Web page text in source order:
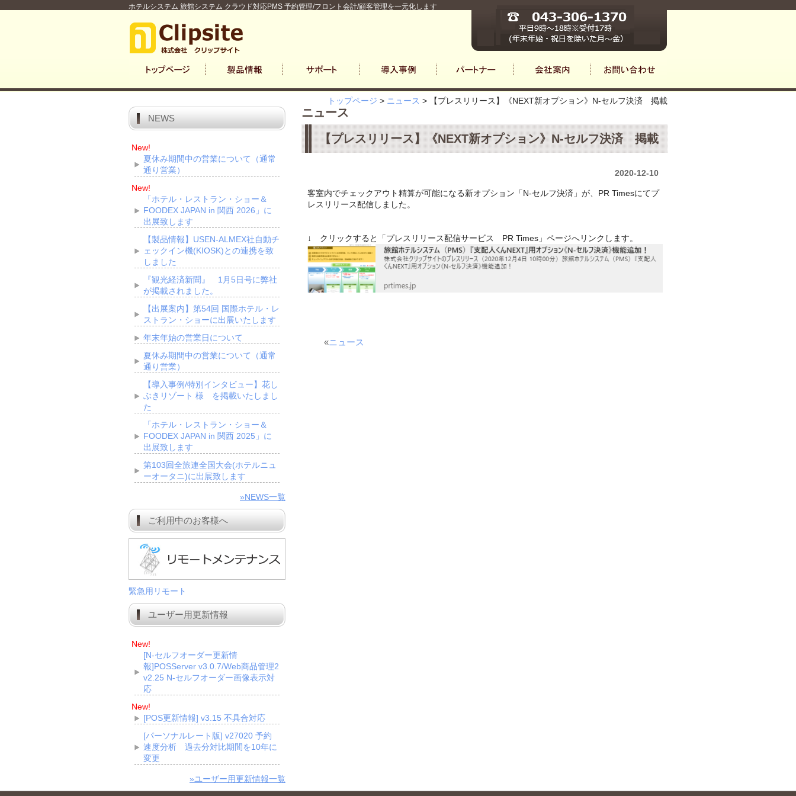
ホテルシステム 旅館システム クラウド対応PMS 予約管理/フロント会計/顧客管理を一元化します
トップページ > ニュース > 【プレスリリース】《NEXT新オプション》N-セルフ決済 掲載
ニュース
【プレスリリース】《NEXT新オプション》N-セルフ決済 掲載
2020-12-10
客室内でチェックアウト精算が可能になる新オプション「N-セルフ決済」が、PR Timesにてプ
レスリリース配信しました。
↓ クリックすると「プレスリリース配信サービス PR Times」ページへリンクします。
«ニュース
NEWS
New!
夏休み期間中の営業について（通常
通り営業）
New!
「ホテル・レストラン・ショー＆
FOODEX JAPAN in 関西 2026」に
出展致します
【製品情報】USEN-ALMEX社自動チ
ェックイン機(KIOSK)との連携を致
しました
『観光経済新聞』 1月5日号に弊社
が掲載されました。
【出展案内】第54回 国際ホテル・レ
ストラン・ショーに出展いたします
年末年始の営業日について
夏休み期間中の営業について（通常
通り営業）
【導入事例/特別インタビュー】花し
ぶきリゾート 様 を掲載いたしまし
た
「ホテル・レストラン・ショー＆
FOODEX JAPAN in 関西 2025」に
出展致します
第103回全旅連全国大会(ホテルニュ
ーオータニ)に出展致します
»NEWS一覧
ご利用中のお客様へ
緊急用リモート
ユーザー用更新情報
New!
[N-セルフオーダー更新情
報]POSServer v3.0.7/Web商品管理2
v2.25 N-セルフオーダー画像表示対
応
New!
[POS更新情報] v3.15 不具合対応
[パーソナルレート版] v27020 予約
速度分析 過去分対比期間を10年に
変更
»ユーザー用更新情報一覧